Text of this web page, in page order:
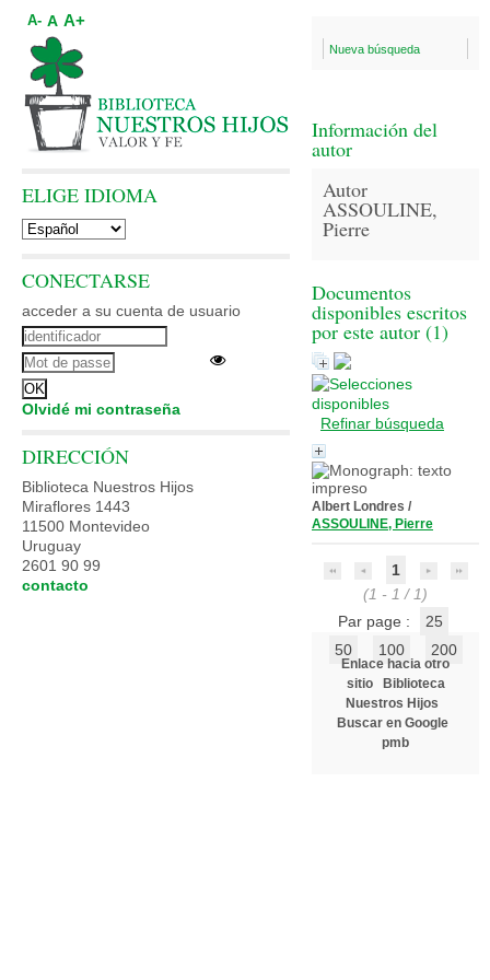
Nueva búsqueda
Información del
autor
Autor
ASSOULINE,
Pierre
Documentos
disponibles escritos
por este autor (1)
Refinar búsqueda
Albert Londres /
ASSOULINE, Pierre
1
(1 - 1 / 1)
Par page :
25
50
100 200
Enlace hacia otro
sitio
Biblioteca
Nuestros Hijos
Buscar en Google
pmb
A- A A+
ELIGE IDIOMA
CONECTARSE
acceder a su cuenta de usuario
Olvidé mi contraseña
DIRECCIÓN
Biblioteca Nuestros Hijos
Miraflores 1443
11500 Montevideo
Uruguay
2601 90 99
contacto